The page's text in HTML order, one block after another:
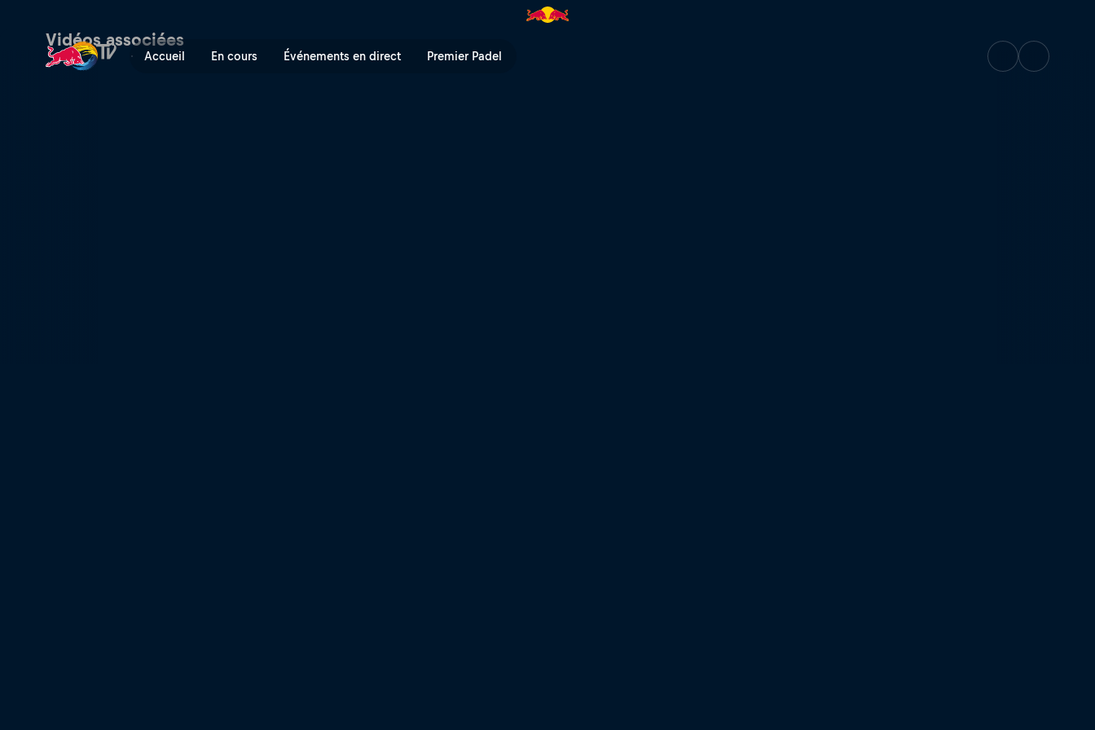
Accueil En cours Événements en direct Premier Padel
Vidéos associées